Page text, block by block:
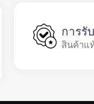
การรั
สินค้าแ